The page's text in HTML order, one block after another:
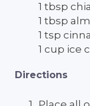
1 tbsp
1 tbsp
1 tsp
1 cup ice
Directions